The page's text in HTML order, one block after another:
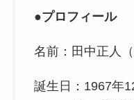
●プロフィール
名前：田中正人
誕生日：1967年